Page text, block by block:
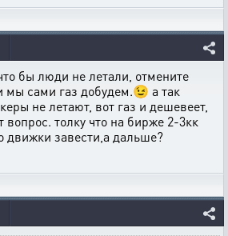
бы люди не летали, отмените
мы сами газ добудем.😉 а так
не летают, вот газ и дешевеет,
вопрос. толку что на бирже 2-3кк
движки завести,а дальше?